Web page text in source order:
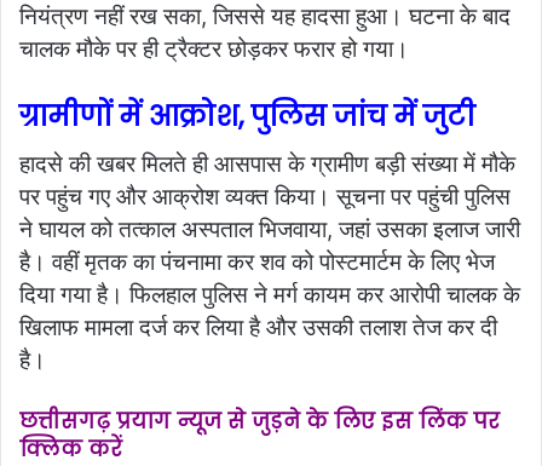
नियंत्रण नहीं रख सका, जिससे यह हादसा हुआ। घटना के बाद
चालक मौके पर ही ट्रैक्टर छोड़कर फरार हो गया।
ग्रामीणों में आक्रोश, पुलिस जांच में जुटी
हादसे की खबर मिलते ही आसपास के ग्रामीण बड़ी संख्या में मौके
पर पहुंच गए और आक्रोश व्यक्त किया। सूचना पर पहुंची पुलिस
ने घायल को तत्काल अस्पताल भिजवाया, जहां उसका इलाज जारी
है। वहीं मृतक का पंचनामा कर शव को पोस्टमार्टम के लिए भेज
दिया गया है। फिलहाल पुलिस ने मर्ग कायम कर आरोपी चालक के
खिलाफ मामला दर्ज कर लिया है और उसकी तलाश तेज कर दी
है।
छत्तीसगढ़ प्रयाग न्यूज से जुड़ने के लिए इस लिंक पर
क्लिक करें